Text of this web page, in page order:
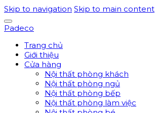
Skip to navigation Skip to main content
Padeco
Trang chủ
Giới thiệu
Cửa hàng
Nội thất phòng khách
Nội thất phòng ngủ
Nội thất phòng bếp
Nội thất phòng làm việc